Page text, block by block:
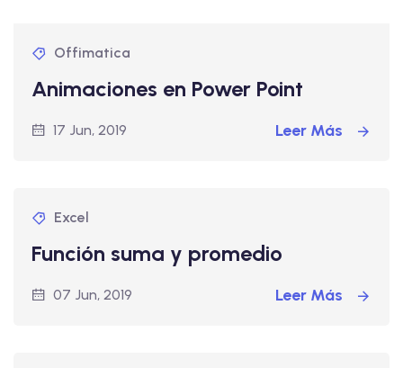
Offimatica
Animaciones en Power Point
17 Jun, 2019 Leer Más
Excel
Función suma y promedio
07 Jun, 2019 Leer Más